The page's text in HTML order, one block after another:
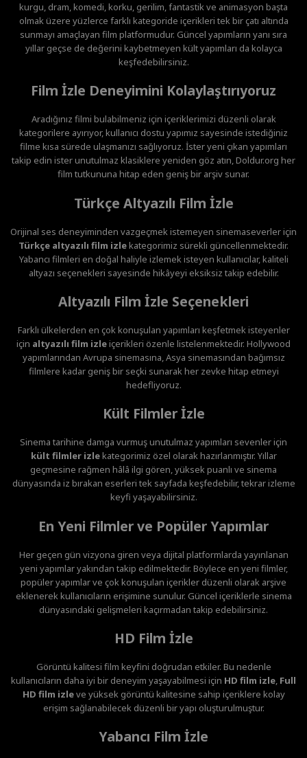
kurgu, dram, komedi, korku, gerilim, fantastik ve animasyon başta
olmak üzere yüzlerce farklı kategoride içerikleri tek bir çatı altında
sunmayı amaçlayan film platformudur. Güncel yapımların yanı sıra
yıllar geçse de değerini kaybetmeyen kült yapımları da kolayca
keşfedebilirsiniz.
Film İzle Deneyimini Kolaylaştırıyoruz
Aradığınız filmi bulabilmeniz için içeriklerimizi düzenli olarak
kategorilere ayırıyor, kullanıcı dostu yapımız sayesinde istediğiniz
filme kısa sürede ulaşmanızı sağlıyoruz. İster yeni çıkan yapımları
takip edin ister unutulmaz klasiklere yeniden göz atın, Doldur.org her
film tutkununa hitap eden geniş bir arşiv sunar.
Türkçe Altyazılı Film İzle
Orijinal ses deneyiminden vazgeçmek istemeyen sinemaseverler için
Türkçe altyazılı film izlekategorimiz sürekli güncellenmektedir.
Yabancı filmleri en doğal haliyle izlemek isteyen kullanıcılar, kaliteli
altyazı seçenekleri sayesinde hikâyeyi eksiksiz takip edebilir.
Altyazılı Film İzle Seçenekleri
Farklı ülkelerden en çok konuşulan yapımları keşfetmek isteyenler
için altyazılı film izleiçerikleri özenle listelenmektedir. Hollywood
yapımlarından Avrupa sinemasına, Asya sinemasından bağımsız
filmlere kadar geniş bir seçki sunarak her zevke hitap etmeyi
hedefliyoruz.
Kült Filmler İzle
Sinema tarihine damga vurmuş unutulmaz yapımları sevenler için
kült filmler izlekategorimiz özel olarak hazırlanmıştır. Yıllar
geçmesine rağmen hâlâ ilgi gören, yüksek puanlı ve sinema
dünyasında iz bırakan eserleri tek sayfada keşfedebilir, tekrar izleme
keyfi yaşayabilirsiniz.
En Yeni Filmler ve Popüler Yapımlar
Her geçen gün vizyona giren veya dijital platformlarda yayınlanan
yeni yapımlar yakından takip edilmektedir. Böylece en yeni filmler,
popüler yapımlar ve çok konuşulan içerikler düzenli olarak arşive
eklenerek kullanıcıların erişimine sunulur. Güncel içeriklerle sinema
dünyasındaki gelişmeleri kaçırmadan takip edebilirsiniz.
HD Film İzle
Görüntü kalitesi film keyfini doğrudan etkiler. Bu nedenle
kullanıcıların daha iyi bir deneyim yaşayabilmesi için HD film izle, Full
HD film izleve yüksek görüntü kalitesine sahip içeriklere kolay
erişim sağlanabilecek düzenli bir yapı oluşturulmuştur.
Yabancı Film İzle